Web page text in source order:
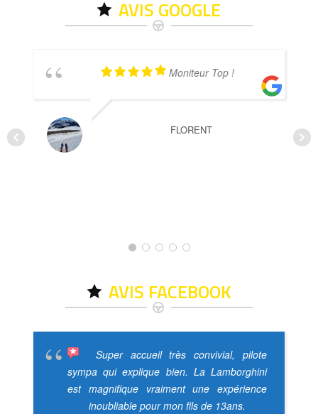
AVIS GOOGLE
Moniteur Top !
FLORENT
AVIS FACEBOOK
Super accueil très convivial, pilote
sympa qui explique bien. La Lamborghini
est magnifique vraiment une expérience
inoubliable pour mon fils de 13ans.